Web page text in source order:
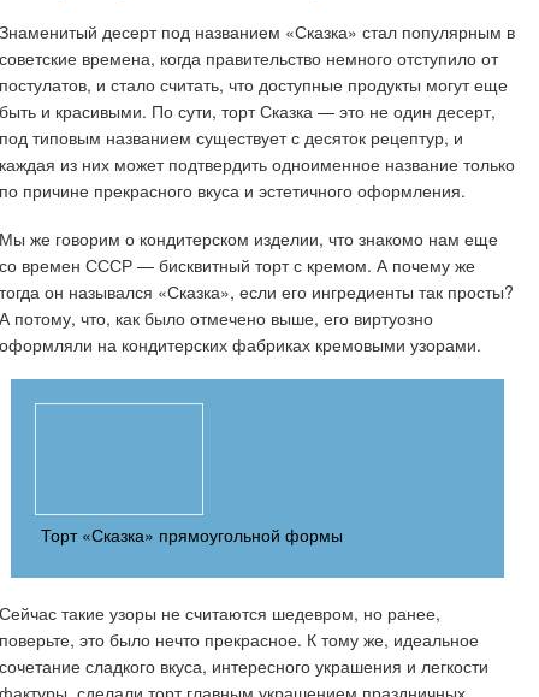
Знаменитый десерт под названием «Сказка» стал популярным в
советские времена, когда правительство немного отступило от
постулатов, и стало считать, что доступные продукты могут еще
быть и красивыми. По сути, торт Сказка — это не один десерт,
под типовым названием существует с десяток рецептур, и
каждая из них может подтвердить одноименное название только
по причине прекрасного вкуса и эстетичного оформления.
Мы же говорим о кондитерском изделии, что знакомо нам еще
со времен СССР — бисквитный торт с кремом. А почему же
тогда он назывался «Сказка», если его ингредиенты так просты?
А потому, что, как было отмечено выше, его виртуозно
оформляли на кондитерских фабриках кремовыми узорами.
Торт «Сказка» прямоугольной формы
Сейчас такие узоры не считаются шедевром, но ранее,
поверьте, это было нечто прекрасное. К тому же, идеальное
сочетание сладкого вкуса, интересного украшения и легкости
фактуры, сделали торт главным украшением праздничных